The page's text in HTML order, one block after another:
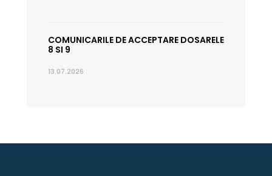
COMUNICARILE DE ACCEPTARE DOSARELE
8 SI 9
13.07.2026